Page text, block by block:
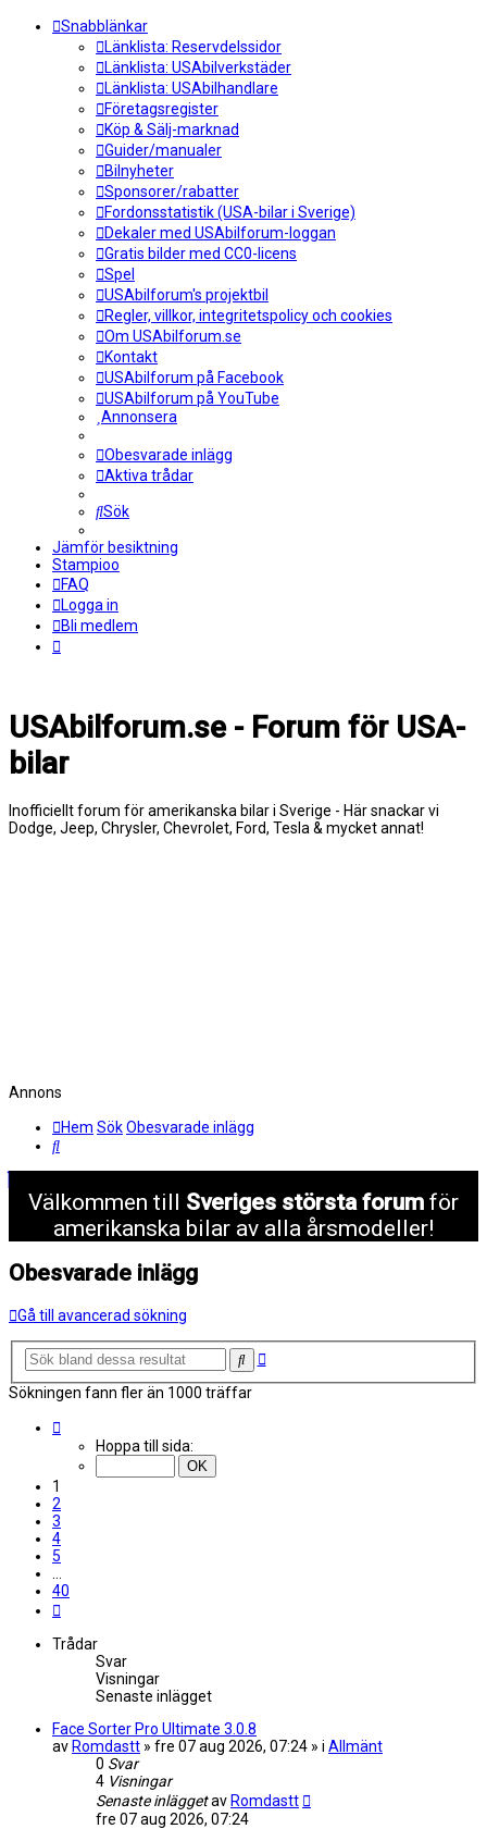
Snabblänkar
Länklista: Reservdelssidor
Länklista: USAbilverkstäder
Länklista: USAbilhandlare
Företagsregister
Köp & Sälj-marknad
Guider/manualer
Bilnyheter
Sponsorer/rabatter
Fordonsstatistik (USA-bilar i Sverige)
Dekaler med USAbilforum-loggan
Gratis bilder med CC0-licens
Spel
USAbilforum's projektbil
Regler, villkor, integritetspolicy och cookies
Om USAbilforum.se
Kontakt
USAbilforum på Facebook
USAbilforum på YouTube
Annonsera
Obesvarade inlägg
Aktiva trådar
Sök
Jämför besiktning
Stampioo
FAQ
Logga in
Bli medlem
USAbilforum.se - Forum för USA-
bilar
Inofficiellt forum för amerikanska bilar i Sverige - Här snackar vi
Dodge, Jeep, Chrysler, Chevrolet, Ford, Tesla & mycket annat!
Annons
Hem SökObesvarade inlägg
Sök
Välkommen till Sveriges största forum för
amerikanska bilar av alla årsmodeller!
Obesvarade inlägg
Gå till avancerad sökning
SökAvancerad
Sökningen fann fler än 1000 träffar
Hoppa till sida:
1
2
3
4
5
40
Trådar
Svar
Visningar
Senaste inlägget
Face Sorter Pro Ultimate 3.0.8
av Romdastt » fre 07 aug 2026, 07:24 » i Allmänt
0 Svar
4 Visningar
Senaste inläggetav Romdastt
fre 07 aug 2026, 07:24